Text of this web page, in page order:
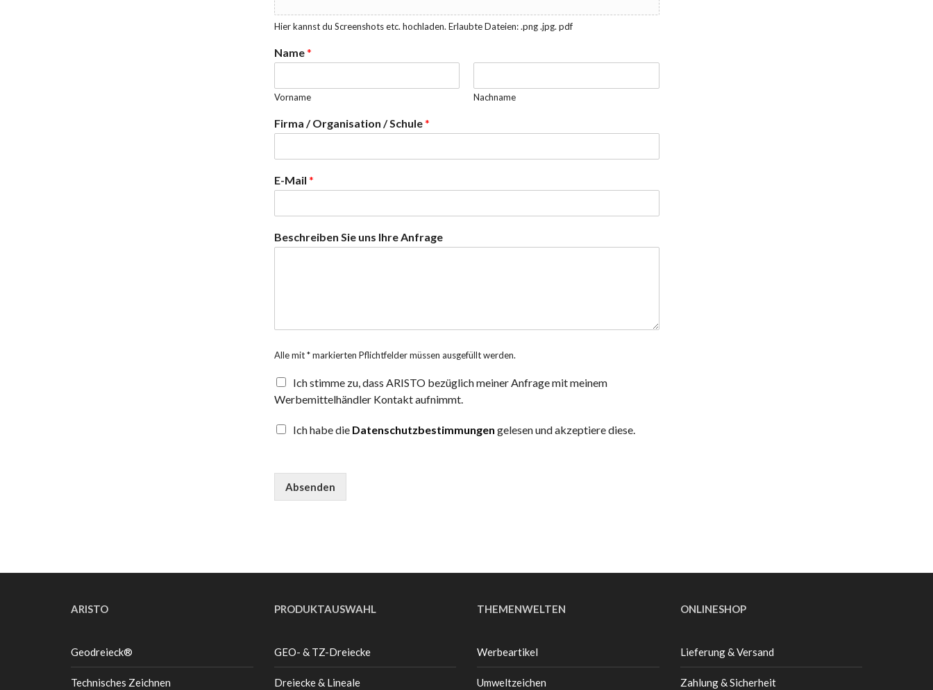
Hier kannst du Screenshots etc. hochladen. Erlaubte Dateien: .png .jpg. pdf
Name*
Vorname Nachname
Firma / Organisation / Schule*
E-Mail *
Beschreiben Sie uns Ihre Anfrage
Alle mit * markierten Pflichtfelder müssen ausgefüllt werden.
Ich stimme zu, dass ARISTO bezüglich meiner Anfrage mit meinem
Werbemittelhändler Kontakt aufnimmt.
Ich habe die Datenschutzbestimmungen gelesen und akzeptiere diese.
Absenden
ARISTO
Geodreieck®
Technisches Zeichnen
PRODUKTAUSWAHL
GEO- & TZ-Dreiecke
Dreiecke & Lineale
THEMENWELTEN
Werbeartikel
Umweltzeichen
ONLINESHOP
Lieferung & Versand
Zahlung & Sicherheit